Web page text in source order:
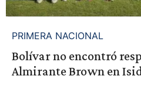
PRIMERA NACIONAL
Bolívar no encontró
Almirante Brown en